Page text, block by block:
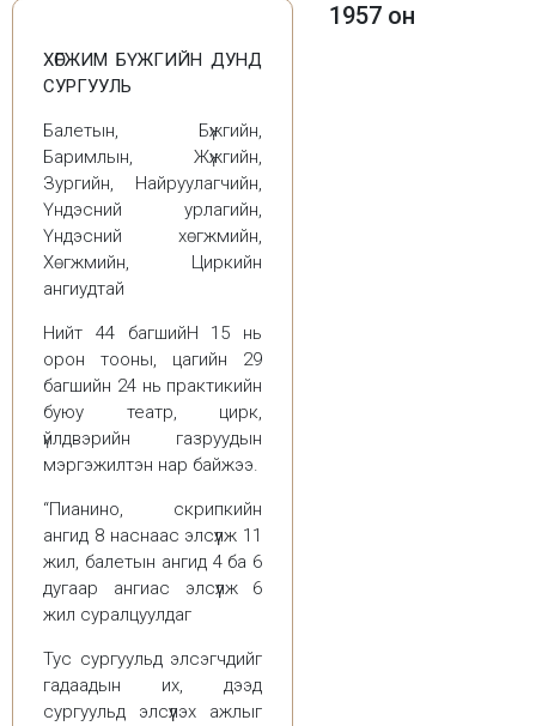
1957 он
ХӨГЖИМ БҮЖГИЙН ДУНД
СУРГУУЛЬ
Балетын, Бүжгийн,
Баримлын, Жүжгийн,
Зургийн, Найруулагчийн,
Үндэсний урлагийн,
Үндэсний хөгжмийн,
Хөгжмийн, Циркийн
ангиудтай
Нийт 44 багшийН 15 нь
орон тооны, цагийн 29
багшийн 24 нь практикийн
буюу театр, цирк,
үйлдвэрийн газруудын
мэргэжилтэн нар байжээ.
“Пианино, скрипкийн
ангид 8 наснаас элсүүлж 11
жил, балетын ангид 4 ба 6
дугаар ангиас элсүүлж 6
жил суралцуулдаг
Тус сургуульд элсэгчдийг
гадаадын их, дээд
сургуульд элсүүлэх ажлыг